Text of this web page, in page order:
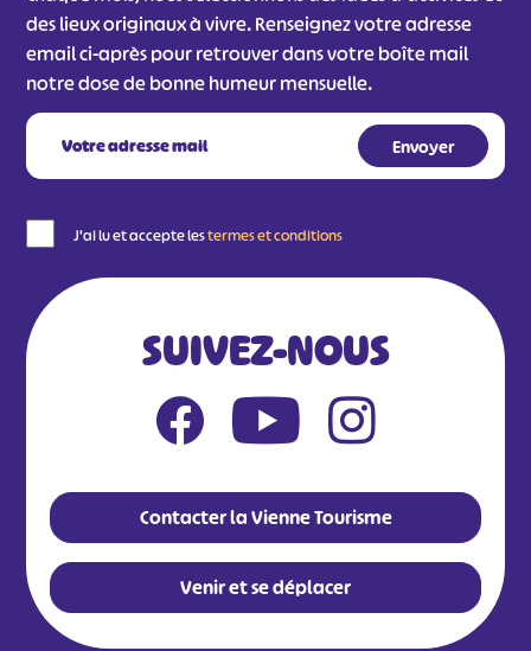
des lieux originaux à vivre. Renseignez votre adresse
email ci-après pour retrouver dans votre boîte mail
notre dose de bonne humeur mensuelle.
J'ai lu et accepte lestermes et conditions
SUIVEZ-NOUS
Contacter la Vienne Tourisme
Venir et se déplacer